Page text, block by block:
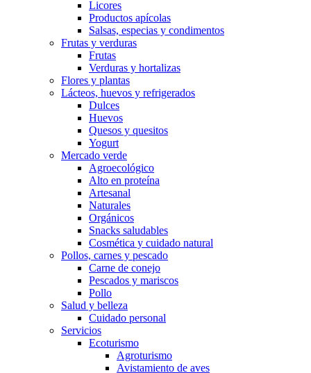
Licores
Productos apícolas
Salsas, especias y condimentos
Frutas y verduras
Frutas
Verduras y hortalizas
Flores y plantas
Lácteos, huevos y refrigerados
Dulces
Huevos
Quesos y quesitos
Yogurt
Mercado verde
Agroecológico
Alto en proteína
Artesanal
Naturales
Orgánicos
Snacks saludables
Cosmética y cuidado natural
Pollos, carnes y pescado
Carne de conejo
Pescados y mariscos
Pollo
Salud y belleza
Cuidado personal
Servicios
Ecoturismo
Agroturismo
Avistamiento de aves